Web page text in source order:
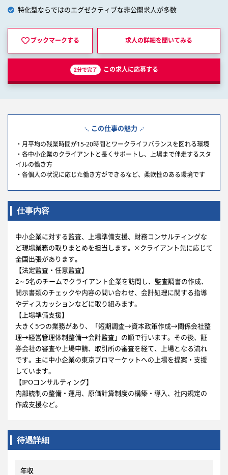
特化型ならではのエグゼクティブな非公開求人が多数
ブックマークする 求人の詳細を聞いてみる
2分で完了 この求人に応募する
この仕事の魅力
・月平均の残業時間が15-20時間とワークライフバランスを図れる環境
・各中小企業のクライアントと長くサポートし、上場まで伴走するスタ
イルの働き方
・各個人の状況に応じた働き方ができるなど、柔軟性のある環境です
仕事内容
中小企業に対する監査、上場準備支援、財務コンサルティングな
ど現場業務の取りまとめを担当します。※クライアント先に応じて
全国出張があります。
【法定監査・任意監査】
2～5名のチームでクライアント企業を訪問し、監査調書の作成、
開示書類のチェックや内容の問い合わせ、会計処理に関する指導
やディスカッションなどに取り組みます。
【上場準備支援】
大きく5つの業務があり、「短期調査→資本政策作成→関係会社整
理→経営管理体制整備→会計監査」の順で行います。その後、証
券会社の審査や上場申請、取引所の審査を経て、上場となる流れ
です。主に中小企業の東京プロマーケットへの上場を提案・支援
しています。
【IPOコンサルティング】
内部統制の整備・運用、原価計算制度の構築・導入、社内規定の
作成支援など。
待遇詳細
年収